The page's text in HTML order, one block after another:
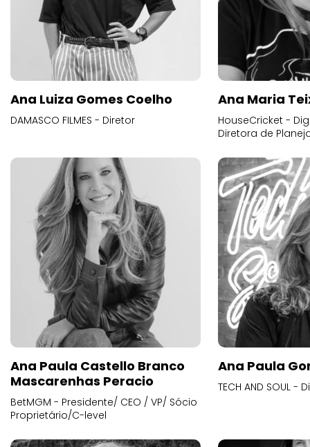
Ana Luiza Gomes Coelho
DAMASCO FILMES - Diretor
Ana Maria
HouseCricket -
Diretora de
Ana Paula Castello Branco
Mascarenhas Peracio
BetMGM - Presidente/ CEO / VP/ Sócio
Proprietário/C-level
Ana Paula
TECH AND SOUL